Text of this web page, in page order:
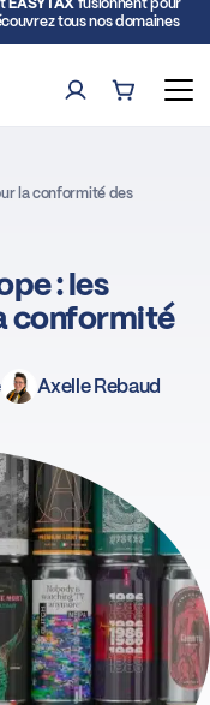
tous nos domaines
ComptePanier (0)
la conformité des
: les
conformité
Axelle Rebaud